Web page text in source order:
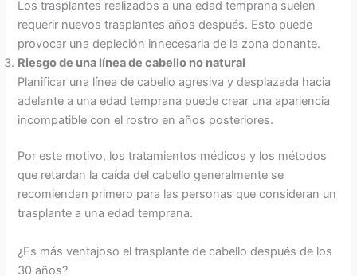
Los trasplantes realizados a una edad temprana suelen
requerir nuevos trasplantes años después. Esto puede
provocar una depleción innecesaria de la zona donante.
Riesgo de una línea de cabello no natural
Planificar una línea de cabello agresiva y desplazada hacia
adelante a una edad temprana puede crear una apariencia
incompatible con el rostro en años posteriores.
Por este motivo, los tratamientos médicos y los métodos
que retardan la caída del cabello generalmente se
recomiendan primero para las personas que consideran un
trasplante a una edad temprana.
¿Es más ventajoso el trasplante de cabello después de los
30 años?